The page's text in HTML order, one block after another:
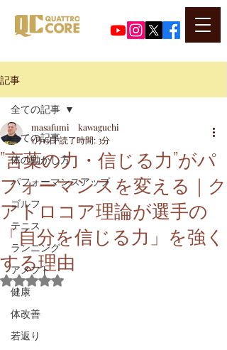
記事
全ての記事
体の動かし方
パフォーマンスアップ
ゴルフ
テニス
ランニング
アメフト
健康
体改善
若返り
全ての記事
”言葉の力・信じる力”がパ
フォーマンスを変える｜ク
アトロコア理論が選手の
「自分を信じる力」を強く
する理由
masafumi kawaguchi
1月13日読了時間: 3分
5つ星のうちNaNと評価されています。